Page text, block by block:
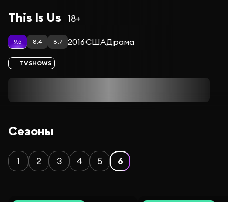
This Is Us
18+
9.5 8.4 8.7 2016СШАДрама
TVSHOWS
Сезоны
1 2 3 4 5 6